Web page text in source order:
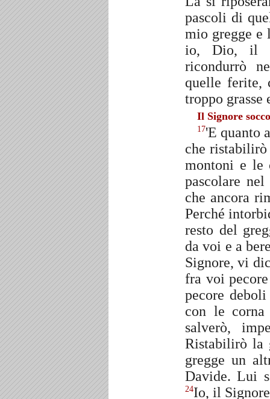
pascoli di
mio gregge
io, Dio, il
ricondurrò
quelle ferite,
troppo grasse
Il Signore
17'E quanto
che
montoni e le
pascolare
che ancora
Perché
resto del
da voi e a
Signore, vi
fra voi
pecore
con le
salverò,
Ristabilirò la
gregge un
Davide. Lui
24Io, il